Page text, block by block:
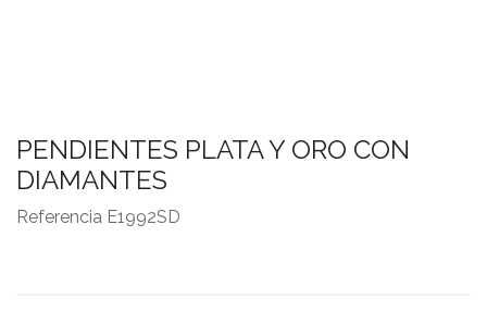
PENDIENTES PLATA Y ORO CON
DIAMANTES
Referencia E1992SD